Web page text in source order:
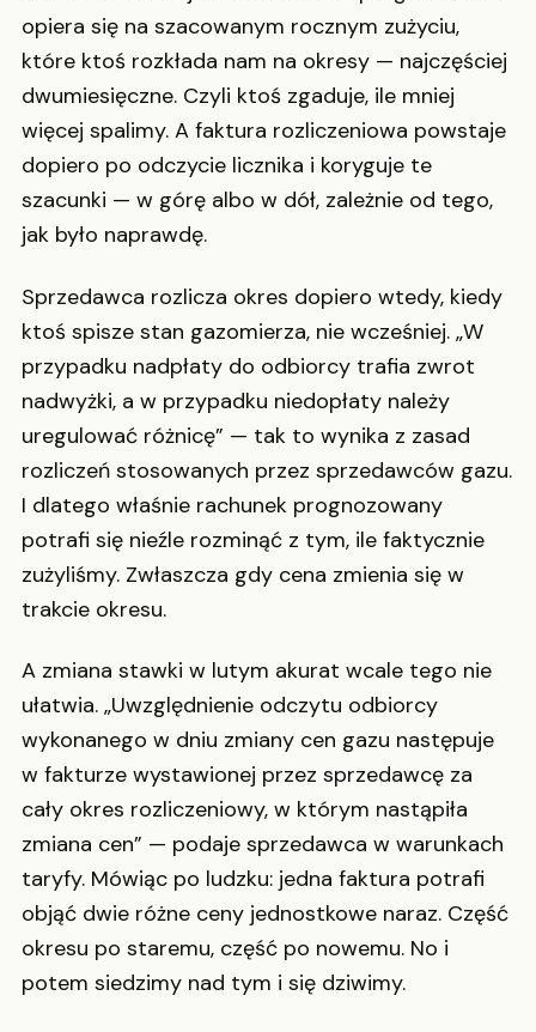
opiera się na szacowanym rocznym zużyciu,
które ktoś rozkłada nam na okresy — najczęściej
dwumiesięczne. Czyli ktoś zgaduje, ile mniej
więcej spalimy. A faktura rozliczeniowa powstaje
dopiero po odczycie licznika i koryguje te
szacunki — w górę albo w dół, zależnie od tego,
jak było naprawdę.
Sprzedawca rozlicza okres dopiero wtedy, kiedy
ktoś spisze stan gazomierza, nie wcześniej. „W
przypadku nadpłaty do odbiorcy trafia zwrot
nadwyżki, a w przypadku niedopłaty należy
uregulować różnicę” — tak to wynika z zasad
rozliczeń stosowanych przez sprzedawców gazu.
I dlatego właśnie rachunek prognozowany
potrafi się nieźle rozminąć z tym, ile faktycznie
zużyliśmy. Zwłaszcza gdy cena zmienia się w
trakcie okresu.
A zmiana stawki w lutym akurat wcale tego nie
ułatwia. „Uwzględnienie odczytu odbiorcy
wykonanego w dniu zmiany cen gazu następuje
w fakturze wystawionej przez sprzedawcę za
cały okres rozliczeniowy, w którym nastąpiła
zmiana cen” — podaje sprzedawca w warunkach
taryfy. Mówiąc po ludzku: jedna faktura potrafi
objąć dwie różne ceny jednostkowe naraz. Część
okresu po staremu, część po nowemu. No i
potem siedzimy nad tym i się dziwimy.